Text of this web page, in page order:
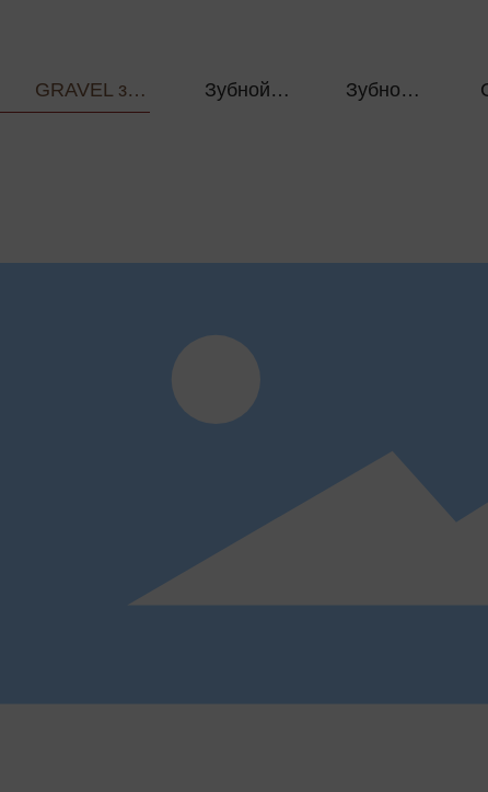
GRAVEL зубчатая звезда Зубной диск ROAD Зубной Диск MTB